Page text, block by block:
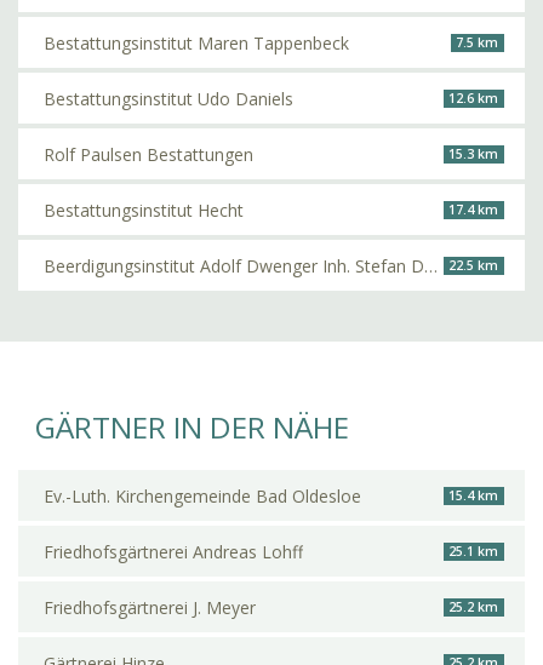
Bestattungsinstitut Maren Tappenbeck 7.5 km
Bestattungsinstitut Udo Daniels 12.6 km
Rolf Paulsen Bestattungen 15.3 km
Bestattungsinstitut Hecht 17.4 km
Beerdigungsinstitut Adolf Dwenger Inh. Stefan Dwenger 22.5 km
GÄRTNER IN DER NÄHE
Ev.-Luth. Kirchengemeinde Bad Oldesloe 15.4 km
Friedhofsgärtnerei Andreas Lohff 25.1 km
Friedhofsgärtnerei J. Meyer 25.2 km